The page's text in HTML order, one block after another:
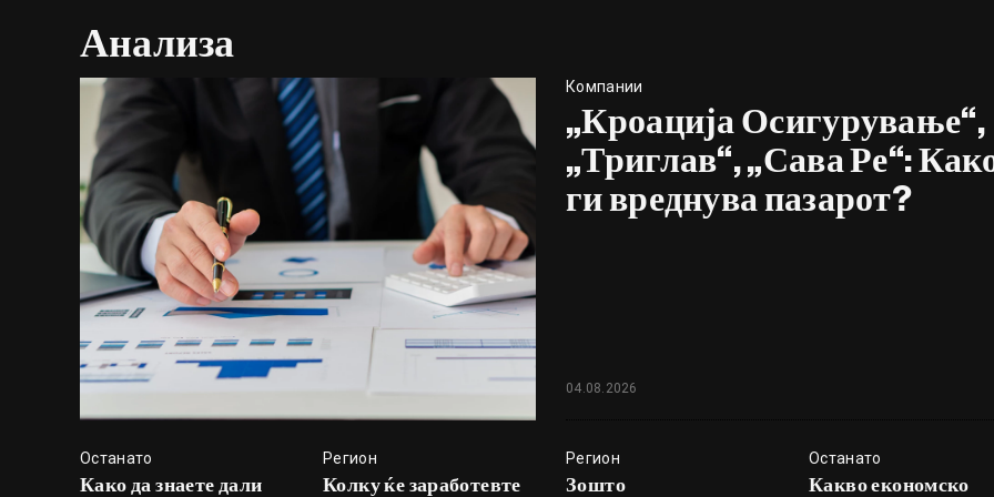
Анализа
Компании
„Кроација Осигурување“,
„Триглав“, „Сава Ре“:
ги вреднува пазарот?
04.08.2026
Останато
Како да знаете дали
Регион
Колку ќе заработевте
Регион
Зошто
Останато
Какво економско